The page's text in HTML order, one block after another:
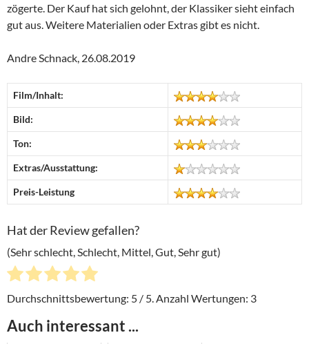
zögerte. Der Kauf hat sich gelohnt, der Klassiker sieht einfach
gut aus. Weitere Materialien oder Extras gibt es nicht.
Andre Schnack, 26.08.2019
Film/Inhalt:
Bild:
Ton:
Extras/Ausstattung:
Preis-Leistung
Hat der Review gefallen?
(Sehr schlecht, Schlecht, Mittel, Gut, Sehr gut)
Durchschnittsbewertung: 5 / 5. Anzahl Wertungen: 3
Auch interessant ...